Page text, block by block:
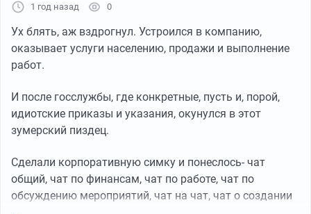
1 год назад 0
Ух блять, аж вздрогнул. Устроился в компанию,
оказывает услуги населению, продажи и выполнение
работ.
И после госслужбы, где конкретные, пусть и, порой,
идиотские приказы и указания, окунулся в этот
зумерский пиздец.
Сделали корпоративную симку и понеслось- чат
общий, чат по финансам, чат по работе, чат по
обсуждению мероприятий, чат на чат, чат о создании